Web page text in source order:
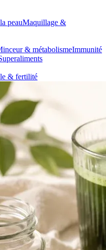
peauMaquillage &
& métabolismeImmunité
& fertilité